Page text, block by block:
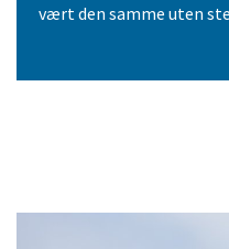
vært den samme uten